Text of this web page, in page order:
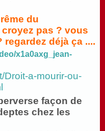
du
pas ? vous
déjà ça ....
x1a0axg_jean-
Droit-a-mourir-ou-
façon de
chez les